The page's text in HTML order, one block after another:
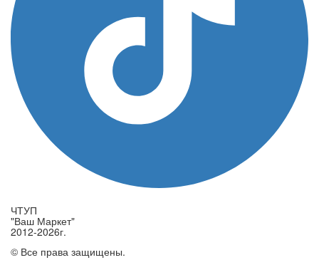
ЧТУП
"Ваш Маркет"
2012-2026г.
© Все права защищены.